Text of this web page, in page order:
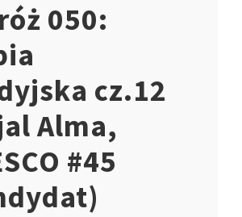
050:
cz.12
Alma,
#45